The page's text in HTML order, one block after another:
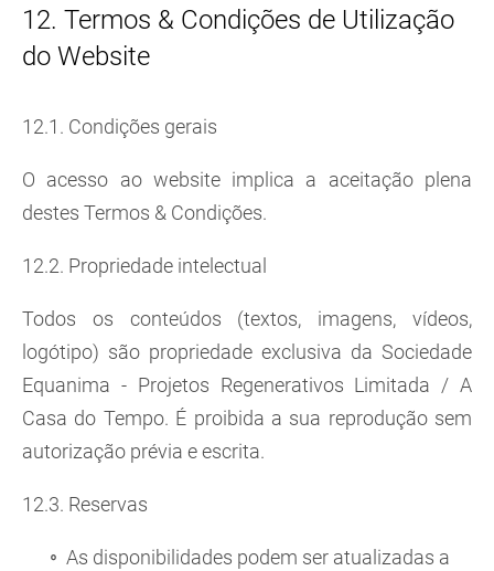
12. Termos & Condições de Utilização
do Website
12.1. Condições gerais
O acesso ao website implica a aceitação plena
destes Termos & Condições.
12.2. Propriedade intelectual
Todos os conteúdos (textos, imagens, vídeos,
logótipo) são propriedade exclusiva da Sociedade
Equanima - Projetos Regenerativos Limitada / A
Casa do Tempo. É proibida a sua reprodução sem
autorização prévia e escrita.
12.3. Reservas
As disponibilidades podem ser atualizadas a